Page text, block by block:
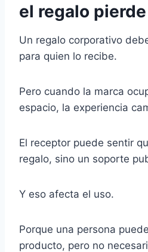
el regalo pierde
Un regalo corporativo
para quien lo recibe.
Pero cuando la marca
espacio, la experiencia
El receptor puede sentir
regalo, sino un soporte
Y eso afecta el uso.
Porque una persona
producto, pero no